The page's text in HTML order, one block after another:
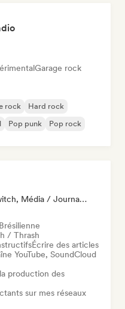
Garage rock
rock
Hard rock
Pop punk Pop rock
Chaîne Youtube / Twitch, Média / Journaliste, Mentor, Influenceur·euse Sur Les Réseaux Sociaux, Spécialiste Son
/ Thrash
Écrire des articles
YouTube, SoundCloud
production des
sur mes réseaux